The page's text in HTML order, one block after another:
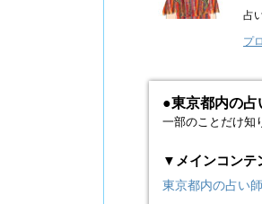
占
プ
●東京都内の占
一部のことだけ知
▼メインコンテ
東京都内の占い